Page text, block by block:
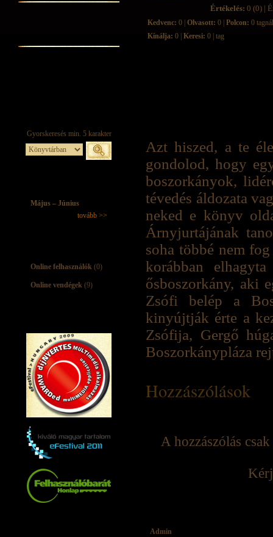
Május – Június
tovább >>
Online felhasználók (0)
Online vendégek (9)
Értékelés: 0 (0) |
Kedvenc: 0 | Olvasott: 0 | Polcon: 0 tagnál
Kínálja: 0 | Keresi: 0 | tag
Azt hiszed, a te
gondolod, hogy
boszorkányok,
tévedés áldozata
neked e könyv
Árnyjurtájának
soha többé nem
korábban
ősboszorkány, aki
Zsófi belép a
kinyújtják érte a
Zsófija, Gergő
Boszorkánypláza
Hozzászólások
A hozzászólás
Admin